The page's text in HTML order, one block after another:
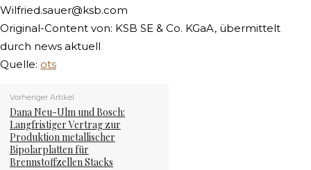
Wilfried.sauer@ksb.com
Original-Content von: KSB SE & Co. KGaA, übermittelt
durch news aktuell
Quelle: ots
Vorheriger Artikel
Dana Neu-Ulm und Bosch:
Langfristiger Vertrag zur
Produktion metallischer
Bipolarplatten für
Brennstoffzellen Stacks